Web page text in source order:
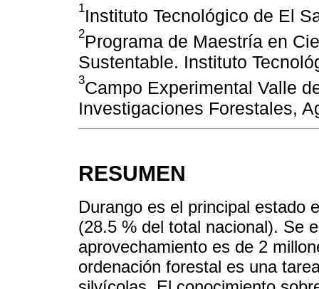
1Instituto Tecnológico de El
2Programa de Maestría en
Sustentable. Instituto
3Campo Experimental Valle
Investigaciones Forestales,
RESUMEN
Durango es el principal estado
(28.5 % del total nacional). Se
aprovechamiento es de 2
ordenación forestal es una